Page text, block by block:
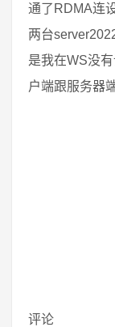
通了RDMA连
两台
是我在WS没
户端跟服务器
评论